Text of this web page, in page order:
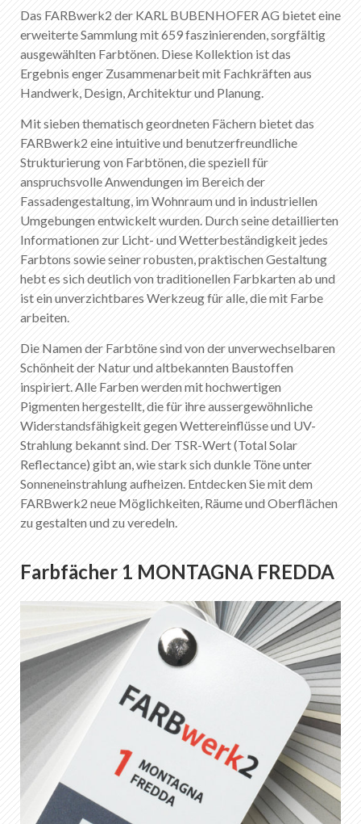
Das FARBwerk2 der KARL BUBENHOFER AG bietet eine
erweiterte Sammlung mit 659 faszinierenden, sorgfältig
ausgewählten Farbtönen. Diese Kollektion ist das
Ergebnis enger Zusammenarbeit mit Fachkräften aus
Handwerk, Design, Architektur und Planung.
Mit sieben thematisch geordneten Fächern bietet das
FARBwerk2 eine intuitive und benutzerfreundliche
Strukturierung von Farbtönen, die speziell für
anspruchsvolle Anwendungen im Bereich der
Fassadengestaltung, im Wohnraum und in industriellen
Umgebungen entwickelt wurden. Durch seine detaillierten
Informationen zur Licht- und Wetterbeständigkeit jedes
Farbtons sowie seiner robusten, praktischen Gestaltung
hebt es sich deutlich von traditionellen Farbkarten ab und
ist ein unverzichtbares Werkzeug für alle, die mit Farbe
arbeiten.
Die Namen der Farbtöne sind von der unverwechselbaren
Schönheit der Natur und altbekannten Baustoffen
inspiriert. Alle Farben werden mit hochwertigen
Pigmenten hergestellt, die für ihre aussergewöhnliche
Widerstandsfähigkeit gegen Wettereinflüsse und UV-
Strahlung bekannt sind. Der TSR-Wert (Total Solar
Reflectance) gibt an, wie stark sich dunkle Töne unter
Sonneneinstrahlung aufheizen. Entdecken Sie mit dem
FARBwerk2 neue Möglichkeiten, Räume und Oberflächen
zu gestalten und zu veredeln.
Farbfächer 1 MONTAGNA FREDDA